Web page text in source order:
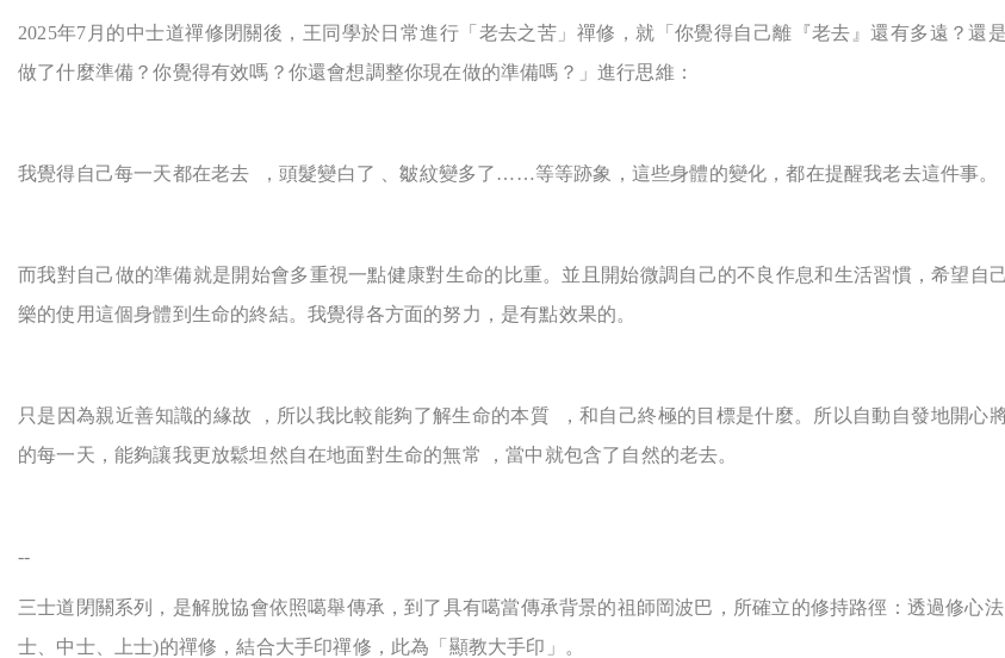
2025年7月的中士道禪修閉關後，王同學於日常進行「老去之苦」禪修，就「你覺得自己離『老去』還有多遠？還
做了什麼準備？你覺得有效嗎？你還會想調整你現在做的準備嗎？」進行思維：
我覺得自己每一天都在老去 ，頭髮變白了 、皺紋變多了……等等跡象，這些身體的變化，都在提醒我老去這件事。
而我對自己做的準備就是開始會多重視一點健康對生命的比重。並且開始微調自己的不良作息和生活習慣，希望自
樂的使用這個身體到生命的終結。我覺得各方面的努力，是有點效果的。
只是因為親近善知識的緣故 ，所以我比較能夠了解生命的本質 ，和自己終極的目標是什麼。所以自動自發地開心
的每一天，能夠讓我更放鬆坦然自在地面對生命的無常 ，當中就包含了自然的老去。
--
三士道閉關系列，是解脫協會依照噶舉傳承，到了具有噶當傳承背景的祖師岡波巴，所確立的修持路徑：透過修心
士、中士、上士)的禪修，結合大手印禪修，此為「顯教大手印」。